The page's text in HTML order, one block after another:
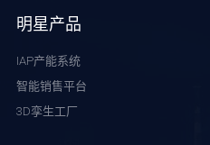
明星产品
IAP产能系统
智能销售平台
3D孪生工厂